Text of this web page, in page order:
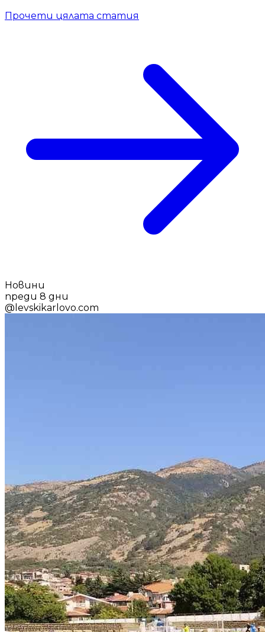
Прочети цялата статия
Новини
преди 8 дни
@ levskikarlovo.com